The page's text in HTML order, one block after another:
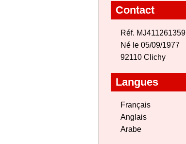
Contact
Réf. MJ411261359
Né le 05/09/1977
92110 Clichy
Langues
Français
Anglais
Arabe